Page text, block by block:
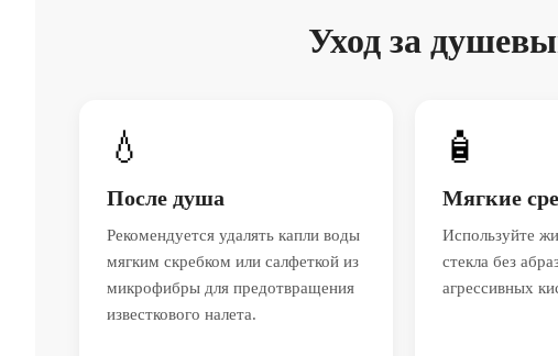
Уход за
💧
После душа
Рекомендуется удалять капли воды
мягким скребком или салфеткой из
микрофибры для предотвращения
известкового налета.
🧴
Мягкие
Используйте
стекла без
агрессивных